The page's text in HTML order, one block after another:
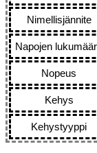
Nimellisjännite
Napojen
Nopeus
Kehys
Kehystyyppi